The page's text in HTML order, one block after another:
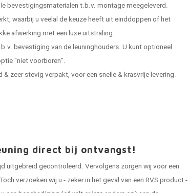
bevestigingsmaterialen t.b.v. montage meegeleverd.
waarbij u veelal de keuze heeft uit einddoppen of het
afwerking met een luxe uitstraling.
bevestiging van de leuninghouders. U kunt optioneel
"niet voorboren".
zeer stevig verpakt, voor een snelle & krasvrije levering.
direct bij ontvangst!
uitgebreid gecontroleerd. Vervolgens zorgen wij voor een
verzoeken wij u - zeker in het geval van een RVS product -